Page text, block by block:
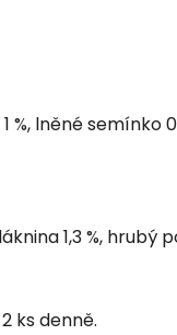
%, lněné semínko
1,3 %, hrubý
ks denně.